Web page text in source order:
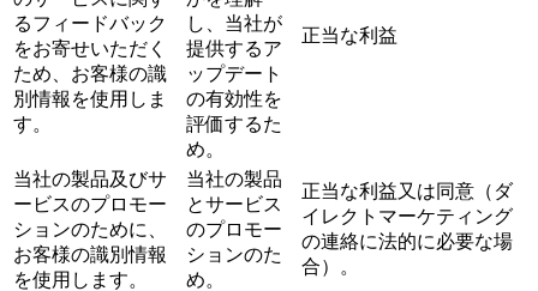
るフィードバック
をお寄せいただく
ため、お客様の識
別情報を使用しま
す。
し、当社が
提供するア
ップデート
の有効性を
評価するた
め。
正当な利益
当社の製品及びサ
ービスのプロモー
ションのために、
お客様の識別情報
を使用します。
当社の製品
とサービス
のプロモー
ションのた
め。
正当な利益又は同意（ダ
イレクトマーケティング
の連絡に法的に必要な場
合）。